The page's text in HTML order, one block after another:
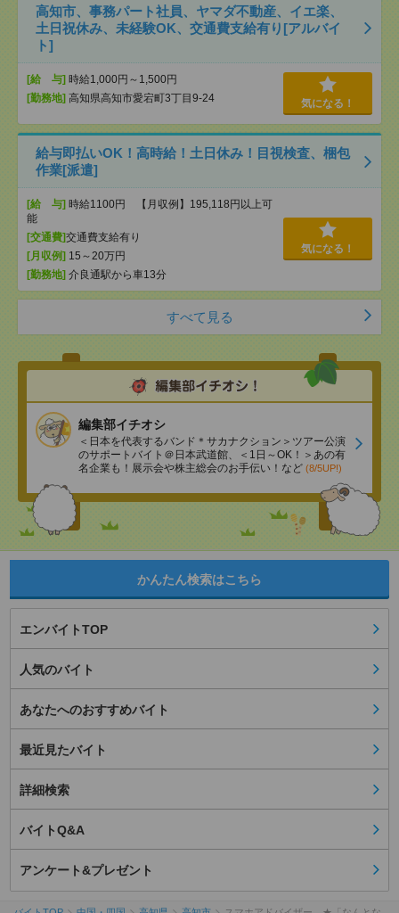
高知市、事務パート社員、ヤマダ不動産、イエ楽、
土日祝休み、未経験OK、交通費支給有り[アルバイ
ト]
[給 与] 時給1,000円～1,500円
[勤務地] 高知県高知市愛宕町3丁目9-24 気になる！
給与即払いOK！高時給！土日休み！目視検査、梱包
作業[派遣]
[給 与] 時給1100円 【月収例】195,118円以上可
能
[交通費]交通費支給有り
[月収例] 15～20万円
[勤務地] 介良通駅から車13分
気になる！
すべて見る
編集部イチオシ
＜日本を代表するバンド＊サカナクション＞ツアー公演
のサポートバイト＠日本武道館、＜1日～OK！＞あの有
名企業も！展示会や株主総会のお手伝い！など (8/5UP!)
かんたん検索はこちら
エンバイトTOP
人気のバイト
あなたへのおすすめバイト
最近見たバイト
詳細検索
バイトQ&A
アンケート&プレゼント